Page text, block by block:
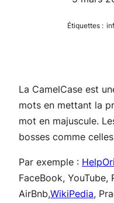
Étiquettes :
La CamelCase est
mots en mettant la
mot en majuscule.
bosses comme
Par exemple :
FaceBook,
AirBnb,WikiPedia,